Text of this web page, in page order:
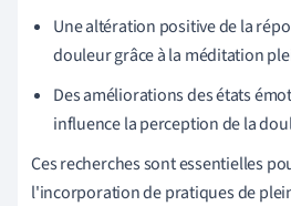
Une altération positive de la
douleur grâce à la méditation
Des améliorations des états
influence la perception de la
Ces recherches sont essentielles
l'incorporation de pratiques de